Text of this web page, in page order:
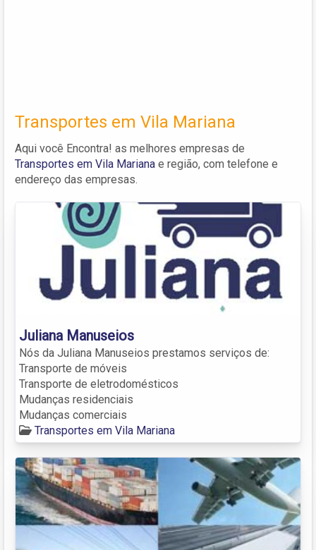
Transportes em Vila Mariana
Aqui você Encontra! as melhores empresas de
Transportes em Vila Mariana e região, com telefone e
endereço das empresas.
Juliana Manuseios
Nós da Juliana Manuseios prestamos serviços de:
Transporte de móveis
Transporte de eletrodomésticos
Mudanças residenciais
Mudanças comerciais
Transportes em Vila Mariana